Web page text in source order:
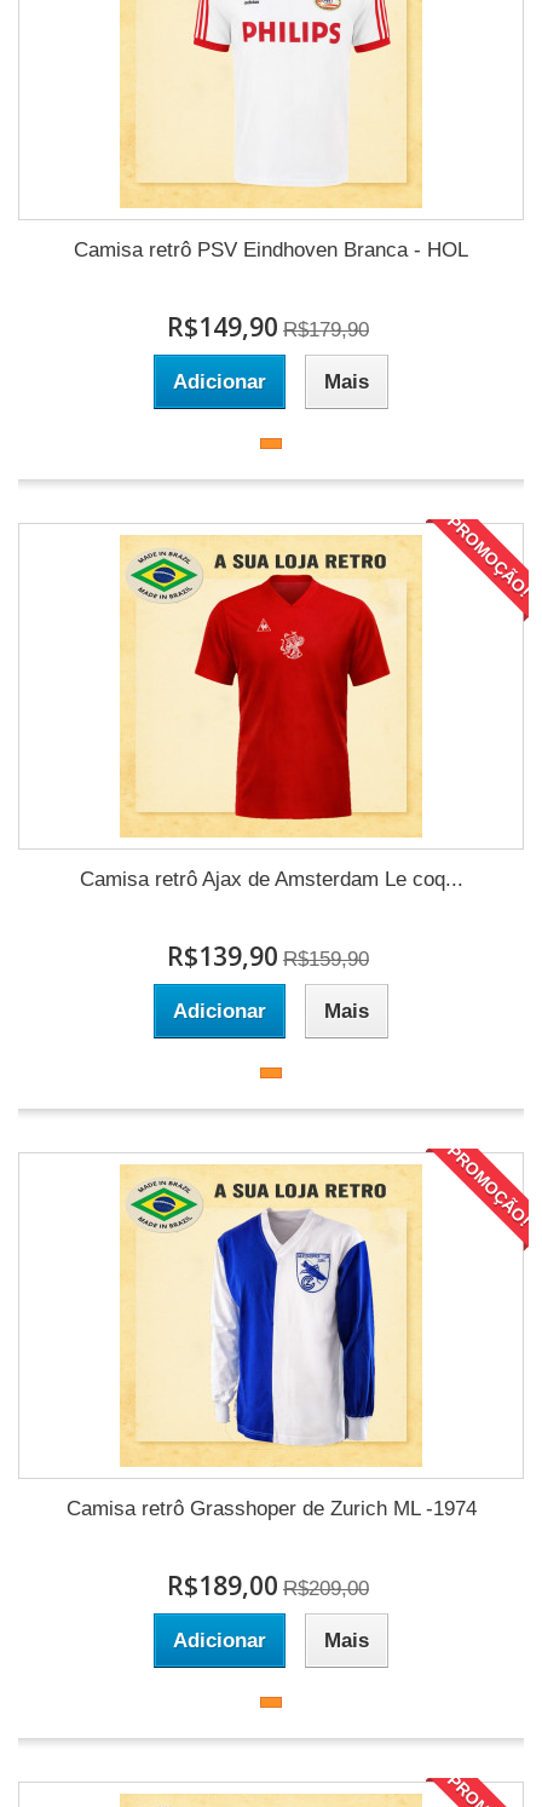
Camisa retrô PSV Eindhoven Branca - HOL
R$149,90 R$179,90
Adicionar Mais
PROMOÇÃO!
Camisa retrô Ajax de Amsterdam Le coq...
R$139,90 R$159,90
Adicionar Mais
PROMOÇÃO!
Camisa retrô Grasshoper de Zurich ML -1974
R$189,00 R$209,00
Adicionar Mais